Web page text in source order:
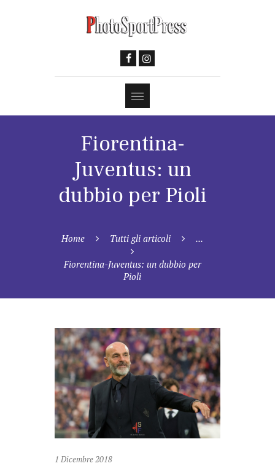
Fiorentina-
Juventus: un
dubbio per Pioli
Home Tutti gli articoli ...
Fiorentina-Juventus: un dubbio per
Pioli
1 Dicembre 2018